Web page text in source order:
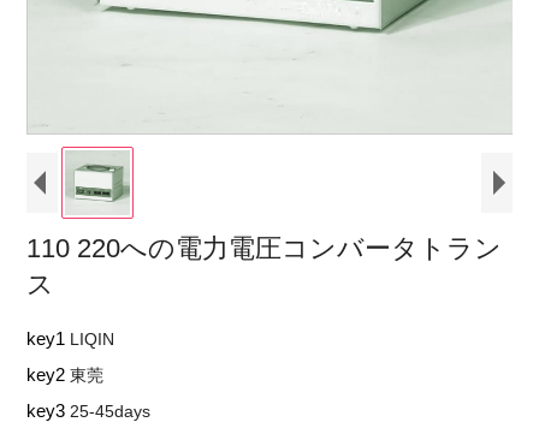
110 220への電力電圧コンバータトラン
ス
key1 LIQIN
key2東莞
key3 25-45days